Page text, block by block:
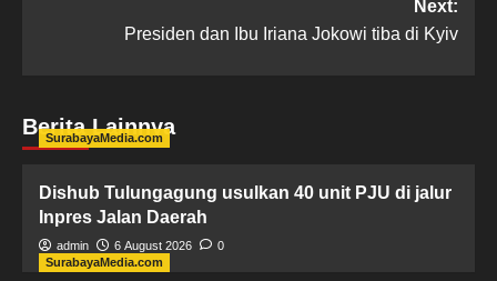
Next:
Presiden dan Ibu Iriana Jokowi tiba di Kyiv
Berita Lainnya
SurabayaMedia.com
Dishub Tulungagung usulkan 40 unit PJU di jalur
Inpres Jalan Daerah
admin 6 August 2026
0
SurabayaMedia.com